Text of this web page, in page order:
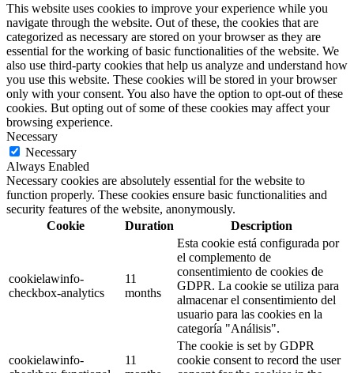
This website uses cookies to improve your experience while you
navigate through the website. Out of these, the cookies that are
categorized as necessary are stored on your browser as they are
essential for the working of basic functionalities of the website. We
also use third-party cookies that help us analyze and understand how
you use this website. These cookies will be stored in your browser
only with your consent. You also have the option to opt-out of these
cookies. But opting out of some of these cookies may affect your
browsing experience.
Necessary
Necessary
Always Enabled
Necessary cookies are absolutely essential for the website to
function properly. These cookies ensure basic functionalities and
security features of the website, anonymously.
Cookie
Duration Description
cookielawinfo-
checkbox-analytics
11
months
Esta cookie está configurada por
el complemento de
consentimiento de cookies de
GDPR. La cookie se utiliza para
almacenar el consentimiento del
usuario para las cookies en la
categoría "Análisis".
cookielawinfo-
11
The cookie is set by GDPR
cookie consent to record the user